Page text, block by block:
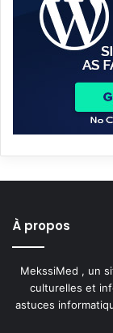
À propos
MekssiMed , un
culturelles et
astuces